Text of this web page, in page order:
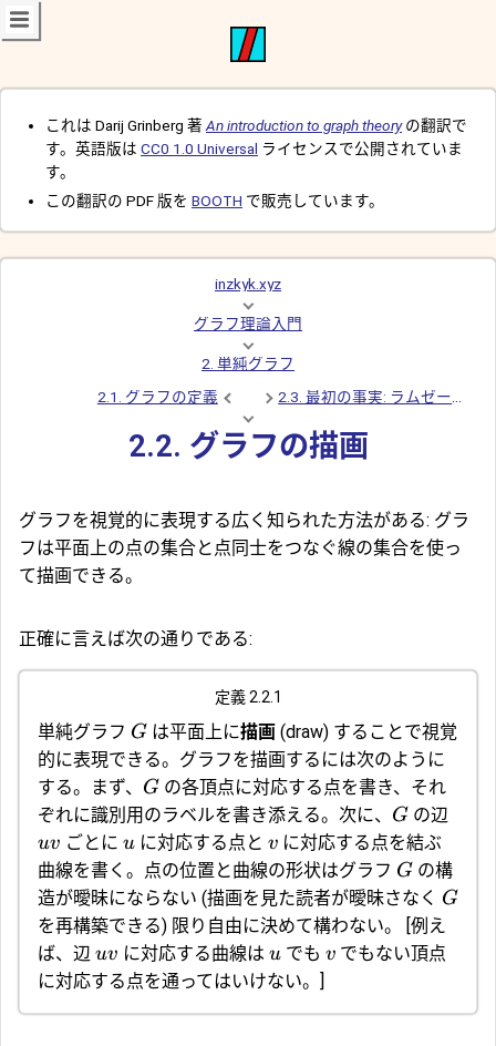
これは Darij Grinberg 著 An introduction to graph theoryの翻訳で
す。英語版は CC0 1.0 Universal ライセンスで公開されていま
す。
この翻訳の PDF 版を BOOTH で販売しています。
inzkyk.xyz
グラフ理論入門
2. 単純グラフ
2.1. グラフの定義
2.2. グラフの描画
グラフを視覚的に表現する広く知られた方法がある: グラ
フは平面上の点の集合と点同士をつなぐ線の集合を使っ
て描画できる。
正確に言えば次の通りである:
定義 2.2.1
単純グラフ G は平面上に描画 (draw) することで視覚
的に表現できる。グラフを描画するには次のように
する。まず、 G の各頂点に対応する点を書き、それ
ぞれに識別用のラベルを書き添える。次に、 G の辺
uv ごとに uに対応する点と v に対応する点を結ぶ
曲線を書く。点の位置と曲線の形状はグラフ G の構
造が曖昧にならない (描画を見た読者が曖昧さなく G
を再構築できる) 限り自由に決めて構わない。
[例え
ば、辺 uv に対応する曲線は uでも v でもない頂点
に対応する点を通ってはいけない。]